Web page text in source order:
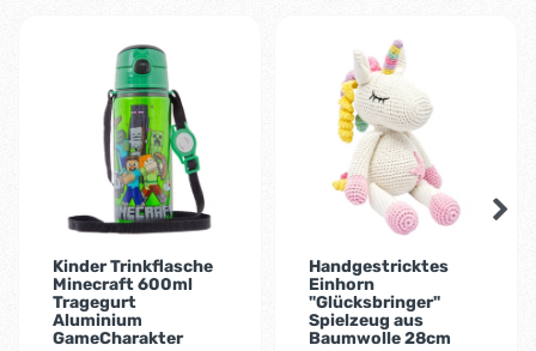
Kinder Trinkflasche
Minecraft 600ml
Tragegurt
Aluminium
GameCharakter
Handgestricktes
Einhorn
"Glücksbringer"
Spielzeug aus
Baumwolle 28cm